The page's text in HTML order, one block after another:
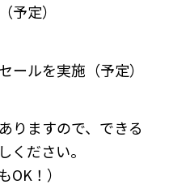
予定）
ールを実施（予定）
りますので、できる
ください。
OK！）